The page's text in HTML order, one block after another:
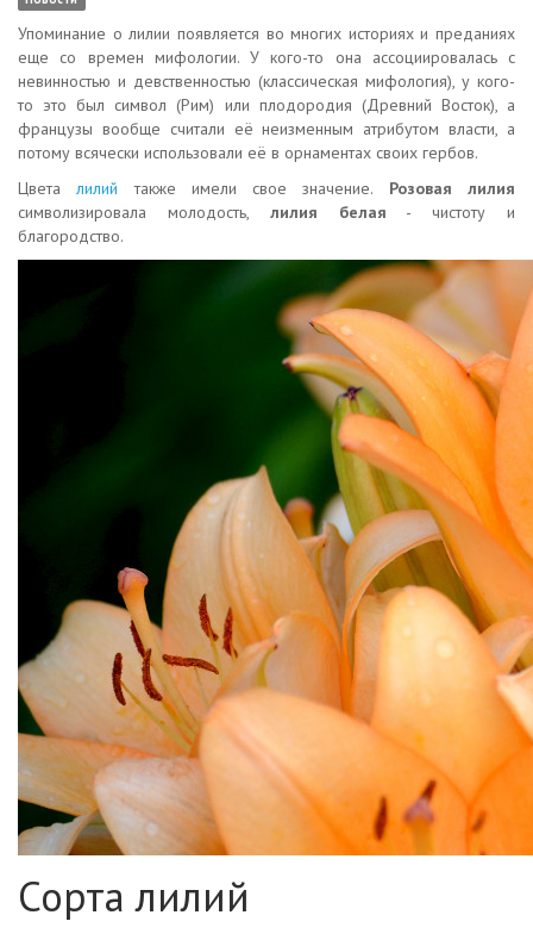
Упоминание о лилии появляется во многих историях и преданиях
еще со времен мифологии. У кого-то она ассоциировалась с
невинностью и девственностью (классическая мифология), у кого-
то это был символ (Рим) или плодородия (Древний Восток), а
французы вообще считали её неизменным атрибутом власти, а
потому всячески использовали её в орнаментах своих гербов.
Цветалилий также имели свое значение. Розовая лилия
символизировала молодость, лилия белая - чистоту и
благородство.
Сорта лилий